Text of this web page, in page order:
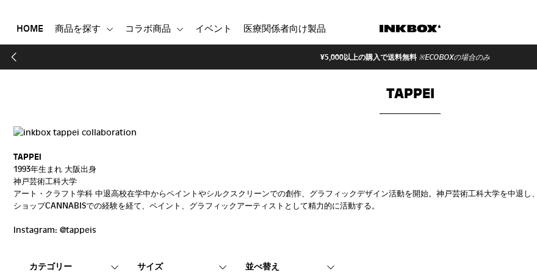
HOME 商品を探す コラボ商品 イベント 医療関係者向け製品
¥5,000以上の購入で送料無料 ※ECOBOXの場合のみ
TAPPEI
TAPPEI
1993年生まれ 大阪出身
神戸芸術工科大学
アート・クラフト学科 中退高校在学中からペイントやシルクスクリーンでの創作、グラフィックデザイン活動を開始。 神戸芸術工科大学を中退し
ショップCANNABISでの経験を経て、ペイント、グラフィックアーティストとして精力的に活動する。
Instagram: @tappeis
カテゴリー サイズ 並べ替え
HOME
登録する